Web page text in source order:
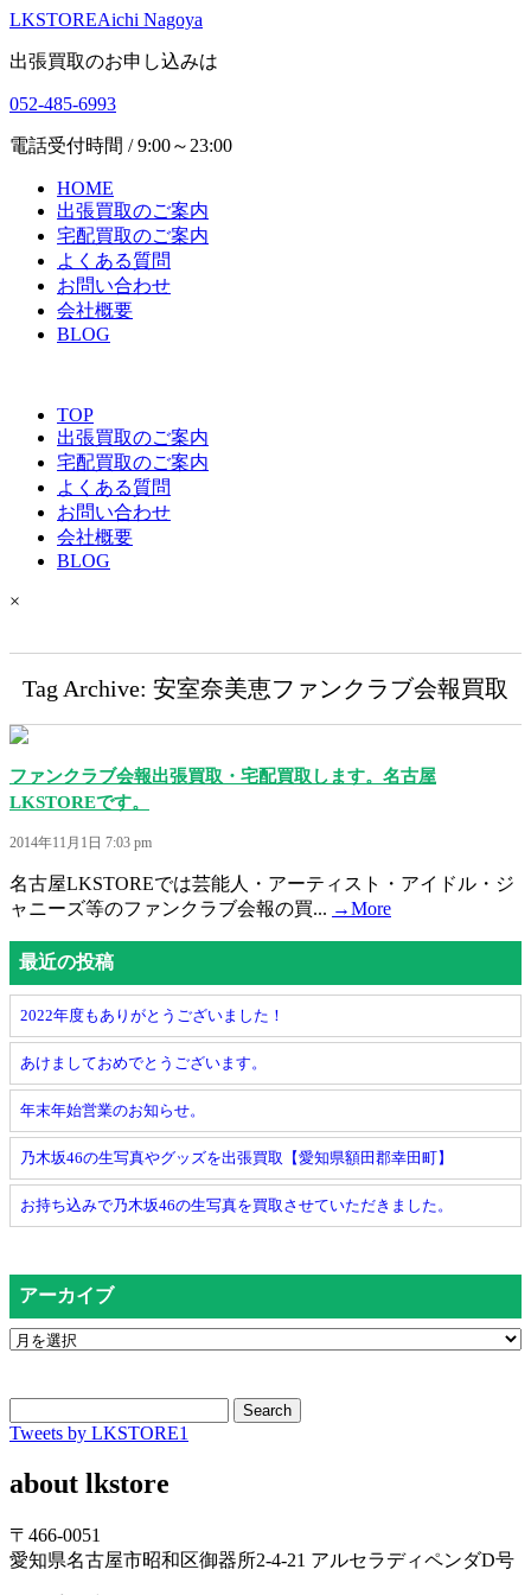
LKSTOREAichi Nagoya
出張買取のお申し込みは
052-485-6993
電話受付時間 / 9:00～23:00
HOME
出張買取のご案内
宅配買取のご案内
よくある質問
お問い合わせ
会社概要
BLOG
TOP
出張買取のご案内
宅配買取のご案内
よくある質問
お問い合わせ
会社概要
BLOG
×
Tag Archive: 安室奈美恵ファンクラブ会報買取
ファンクラブ会報出張買取・宅配買取します。名古屋
LKSTOREです。
2014年11月1日 7:03 pm
名古屋LKSTOREでは芸能人・アーティスト・アイドル・ジ
ャニーズ等のファンクラブ会報の買... →More
最近の投稿
2022年度もありがとうございました！
あけましておめでとうございます。
年末年始営業のお知らせ。
乃木坂46の生写真やグッズを出張買取【愛知県額田郡幸田町】
お持ち込みで乃木坂46の生写真を買取させていただきました。
アーカイブ
Search
Tweets by LKSTORE1
about lkstore
〒466-0051
愛知県名古屋市昭和区御器所2-4-21 アルセラディペンダD号